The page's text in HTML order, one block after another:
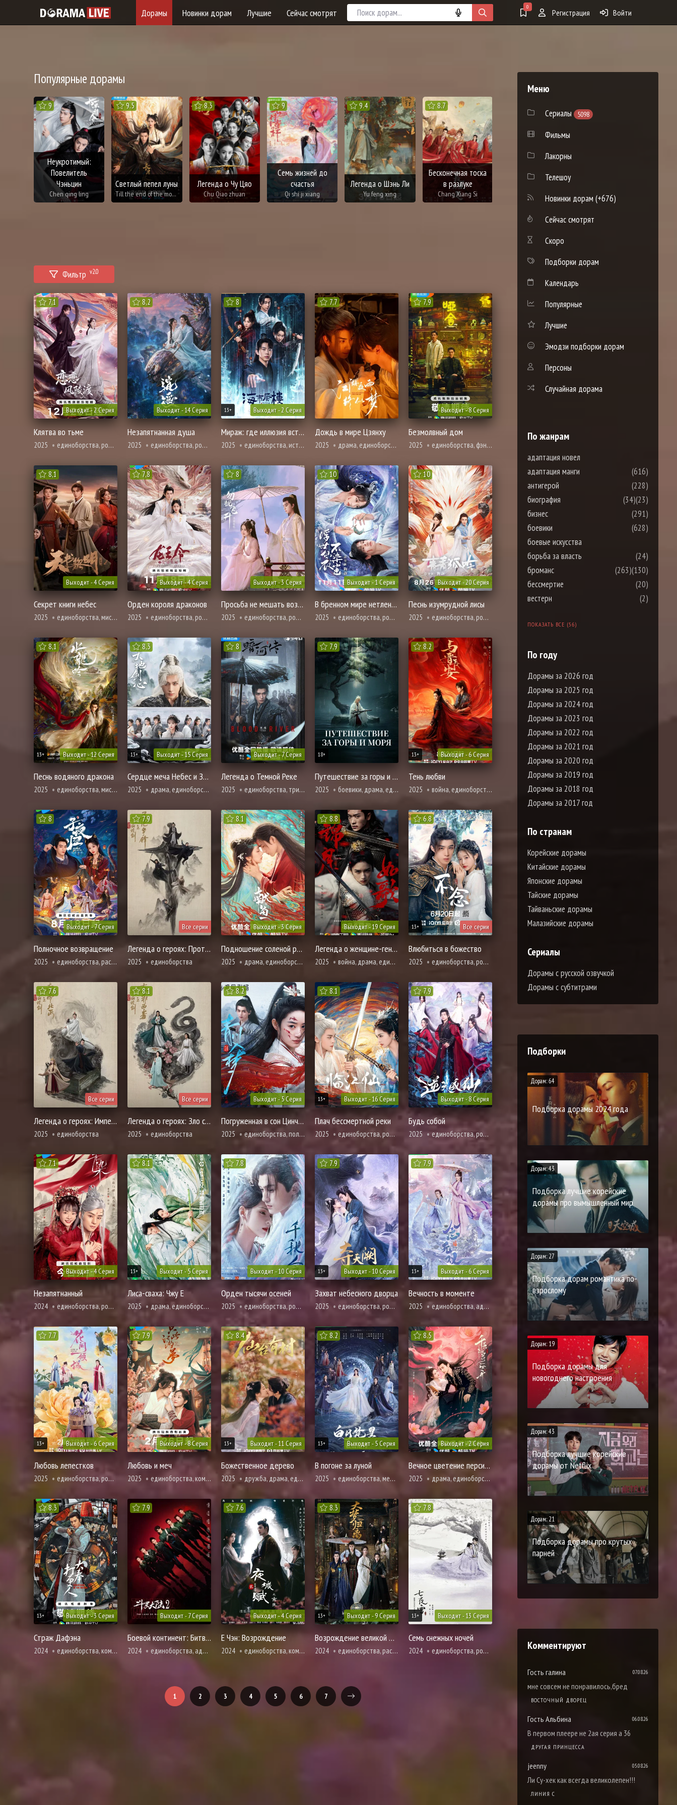
Дорамы Новинки дорам Лучшие Сейчас смотрят 0
Регистрация Войти
Популярные дорамы
9
Неукротимый:
Повелитель
Чэньцин
Chen qing ling
9.5
Светлый пепел луны
Till the end of the moon
8.3
Легенда о Чу Цяо
Chu Qiao zhuan
9
Семь жизней до
счастья
Qi shi ji xiang
9.4
Легенда о Шэнь Ли
Yu feng xing
8.7
Бесконечная тоска
в разлуке
Chang Xiang Si
Моё путешествие к
Yun zhi yu Cang Lan Jue
Фильтр v2.0
7,1
Выходит - 2 Серия
Клятва во тьме
2025 единоборства, романтика, фэнтези
8,2
Выходит - 14 Серия
Незапятнанная душа
2025 единоборства, романтика, фэнтези
8
Выходит - 2 Серия
13+
Мираж: где иллюзия встречается с истиной
2025 единоборства, история, мистика, фэнтези
7,7
Дождь в мире Цзянху
2025 драма, единоборства
7,9
Выходит - 8 Серия
Безмолвный дом
2025 единоборства, фэнтези
8,1
Выходит - 4 Серия
Секрет книги небес
2025 единоборства, мистика, триллер, фэнтези
7,8
Выходит - 4 Серия
Орден короля драконов
2025 единоборства, романтика, фэнтези
8
Выходит - 3 Серия
Просьба не мешать вознесению
2025 единоборства, романтика, фэнтези
10
Выходит - 1 Серия
В бренном мире нетленная одежда бессмертного
2025 единоборства, романтика, фэнтези
10
Выходит - 20 Серия
Песнь изумрудной лисы
2025 единоборства, романтика, фэнтези
8,1
Выходит - 12 Серия
13+
Песнь водяного дракона
2025 единоборства, мистика, фэнтези
8,3
Выходит - 15 Серия
13+
Сердце меча Небес и Земли
2025 драма, единоборства, романтика, фэнтези
8
Выходит - 7 Серия
Легенда о Темной Реке
2025 единоборства, триллер
7,9
18+
Путешествие за горы и моря
2025 боевики, драма, единоборства, приключения, фэнтези
8.2
Выходит - 6 Серия
13+
Тень любви
2025 война, единоборства, адаптация новел, политика, расследование, романтика, смерть
8
Выходит - 7 Серия
Полночное возвращение
2025 единоборства, расследование, романтика, про призраков, демонов и сверхъестественное, фэнтези
7.9
Все серии
Легенда о героях: Противостояние пяти мастеров
2025 единоборства
8.1
Выходит - 3 Серия
Подношение соленой рыбы мастеру
2025 драма, единоборства, адаптация новел, романтика, сянься, фэнтези
8.8
Выходит - 19 Серия
Легенда о женщине-генерале
2025 война, драма, единоборства, романтика
6.8
Все серии
13+
Влюбиться в божество
2025 единоборства, романтика
7.6
Все серии
Легенда о героях: Император юга и нищий севера
2025 единоборства
8.1
Все серии
Легенда о героях: Зло с востока и Яд с запада
2025 единоборства
8.2
Выходит - 5 Серия
Погруженная в сон Цинчуань
2025 единоборства, политика
8.1
Выходит - 16 Серия
13+
Плач бессмертной реки
2025 единоборства, романтика, сянься, фэнтези
7.9
Выходит - 8 Серия
Будь собой
2025 единоборства, романтика, фэнтези
7.1
Выходит - 4 Серия
Незапятнанный
2024 единоборства, романтика, фэнтези
8.1
Выходит - 5 Серия
13+
Лиса-сваха: Чжу Е
2025 драма, единоборства, романтика, сянься, фэнтези
7.8
Выходит - 10 Серия
Орден тысячи осеней
2025 единоборства, романтика, сянься, фэнтези, демоны, смерть
7.9
Выходит - 10 Серия
13+
Захват небесного дворца
2025 единоборства, романтика, сянься, фэнтези
7.9
Выходит - 6 Серия
13+
Вечность в моменте
2025 единоборства, адаптация новел, романтика, фэнтези
7.7
Выходит - 6 Серия
13+
Любовь лепестков
2025 единоборства, романтика, сянься, фэнтези
7.9
Выходит - 8 Серия
Любовь и меч
2025 единоборства, комедия, адаптация новел, романтика, фэнтези
8.4
Выходит - 11 Серия
13+
Божественное дерево
2025 дружба, драма, единоборства, романтика, фэнтези, демоны
8.2
Выходит - 5 Серия
13+
В погоне за луной
2025 единоборства, мелодрама, романтика, сянься, фэнтези
8.5
Выходит - 2 Серия
Вечное цветение персиков
2025 драма, единоборства, романтика, сянься, фэнтези, смерть
8.3
Выходит - 3 Серия
13+
Страж Дафэна
2024 единоборства, комедия, расследование, романтика, фэнтези
7.9
Выходит - 7 Серия
Боевой континент: Битва, воспламеняющая дух
2024 единоборства, адаптация новел, романтика, фэнтези
7.6
Выходит - 4 Серия
Е Чэн: Возрождение
2024 единоборства, комедия, романтика
8.3
Выходит - 9 Серия
13+
Возрождение великой мечты
2024 единоборства, расследование, романтика, фэнтези
7.8
Выходит - 13 Серия
13+
Семь снежных ночей
2024 единоборства, романтика, фэнтези
1 2 3 4 5 6 7
Меню
Сериалы 5098
Фильмы
Лакорны
Телешоу
Новинки дорам (+676)
Сейчас смотрят
Скоро
Подборки дорам
Календарь
Популярные
Лучшие
Эмодзи подборки дорам
Персоны
Случайная дорама
По жанрам
адаптация новел
(616)
адаптация манги
(228)
антигерой
(23)
биография
(34)
бизнес
(291)
боевики
(628)
боевые искусства
(24)
борьба за власть
(130)
броманс
(263)
бессмертие
(20)
вестерн
(2)
ПОКАЗАТЬ ВСЕ (56)
По году
Дорамы за 2026 год
Дорамы за 2025 год
Дорамы за 2024 год
Дорамы за 2023 год
Дорамы за 2022 год
Дорамы за 2021 год
Дорамы за 2020 год
Дорамы за 2019 год
Дорамы за 2018 год
Дорамы за 2017 год
По странам
Корейские дорамы
Китайские дорамы
Японские дорамы
Тайские дорамы
Тайваньские дорамы
Малазийские дорамы
Сериалы
Дорамы с русской озвучкой
Дорамы с субтитрами
Подборки
Дорам: 64
Подборка дорамы 2024 года
Дорам: 43
Подборка лучшие корейские
дорамы про вымышленный мир
Дорам: 27
Подборка дорам романтика по-
взрослому
Дорам: 19
Подборка дорамы для
новогоднего настроения
Дорам: 43
Подборка лучшие корейские
дорамы от Netflix
Дорам: 21
Подборка дорамы про крутых
парней
Комментируют
Гость галина 07.08.26
мне совсем не понравилось,бред
ВОСТОЧНЫЙ ДВОРЕЦ
Гость Альбина 06.08.26
В первом плеере не 2ая серия а 36
ДРУГАЯ ПРИНЦЕССА
jeenny 05.08.26
Ли Су-хек как всегда великолепен!!!
ЛИНИЯ С